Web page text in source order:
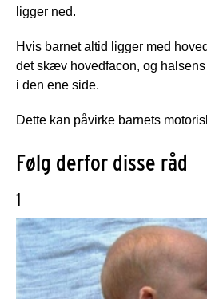
ligger ned.
Hvis barnet altid ligger med
det skæv hovedfacon, og
i den ene side.
Dette kan påvirke barnets
Følg derfor disse råd
1